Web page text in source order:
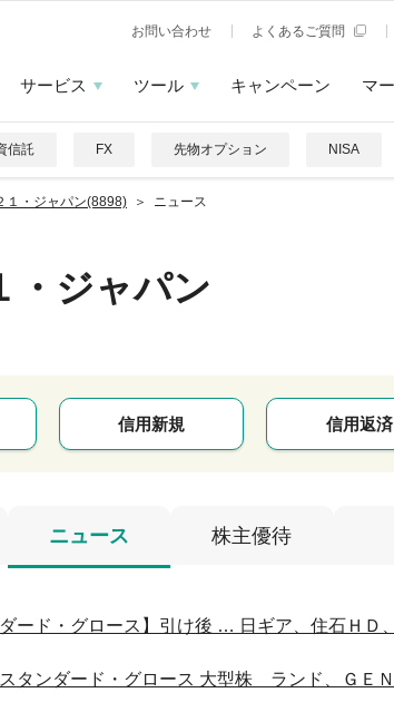
お問い合わせ よくあるご質問
サービス ツール キャンペーン マ
信託 FX 先物オプション NISA
１・ジャパン(8898) ニュース
・ジャパン
信用新規 信用返済
ニュース 株主優待
ード・グロース】引け後 … 日ギア、住石ＨＤ
タンダード・グロース 大型株 ランド、ＧＥ